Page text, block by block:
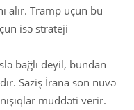
alır. Tramp üçün bu
isə strateji
bağlı deyil, bundan
Saziş İrana son nüvə
müddəti verir.